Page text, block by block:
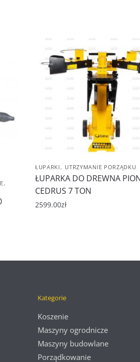
,
ŁUPARKI , UTRZYMANIE PORZĄDKU
ŁUPARKA DO DREWNA
CEDRUS 7 TON
2599.00zł
Kategorie
Koszenie
Maszyny ogrodnicze
Maszyny budowlane
Porządkowanie